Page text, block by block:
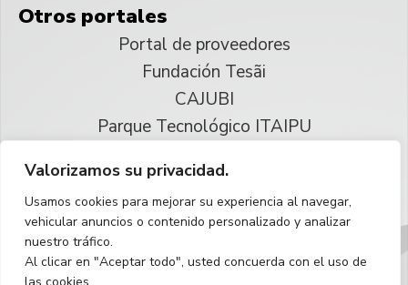
Valorizamos su privacidad.
Usamos cookies para mejorar su experiencia al navegar,
vehicular anuncios o contenido personalizado y analizar
nuestro tráfico.
Al clicar en "Aceptar todo", usted concuerda con el uso de
Otros portales
Portal de proveedores
Fundación Tesãi
CAJUBI
Parque Tecnológico ITAIPU
Reservados todos los derechos
Español